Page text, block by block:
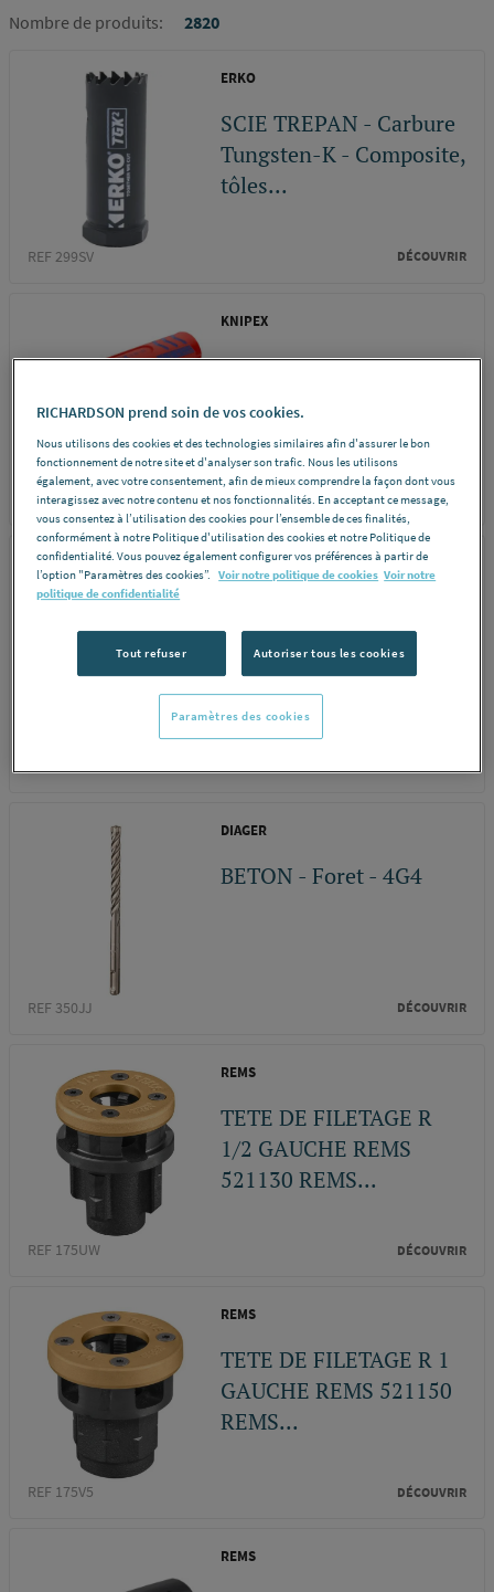
Nombre de produits: 2820
ERKO
SCIE TREPAN - Carbure
Tungsten-K - Composite,
tôles...
REF 299SV DÉCOUVRIR
KNIPEX
OUTIL A DEGAINER
1685125SB KNIPEX...
REF 450HZ DÉCOUVRIR
STANLEY
MATERIAUX STUD
FIND. FMHT0-77407
BLACK...
DIAGER
BETON - Foret - 4G4
REF 350JJ DÉCOUVRIR
REMS
TETE DE FILETAGE R
1/2 GAUCHE REMS
521130 REMS...
REF 175UW DÉCOUVRIR
REMS
TETE DE FILETAGE R 1
GAUCHE REMS 521150
REMS...
REF 175V5 DÉCOUVRIR
REMS
RICHARDSON prend soin de vos cookies.
Nous utilisons des cookies et des technologies similaires afin d'assurer le bon
fonctionnement de notre site et d'analyser son trafic. Nous les utilisons
également, avec votre consentement, afin de mieux comprendre la façon dont vous
interagissez avec notre contenu et nos fonctionnalités. En acceptant ce message,
vous consentez à l’utilisation des cookies pour l’ensemble de ces finalités,
conformément à notre Politique d'utilisation des cookies et notre Politique de
confidentialité. Vous pouvez également configurer vos préférences à partir de
l’option "Paramètres des cookies”. Voir notre politique de cookies Voir notre
politique de confidentialité
Tout refuser Autoriser tous les cookies
Paramètres des cookies